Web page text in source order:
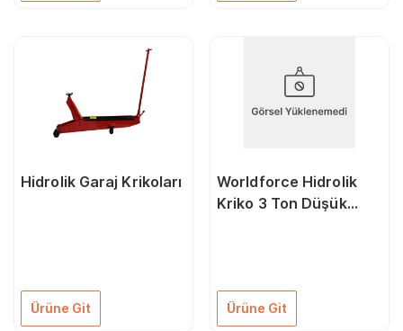
Hidrolik Garaj Krikoları
Ürüne Git
Worldforce Hidrolik
Kriko 3 Ton Düşük
Ürüne Git